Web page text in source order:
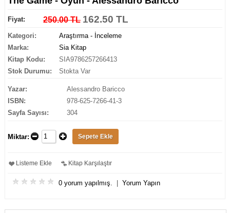
Fiyat: 250.00 TL 162.50 TL
Kategori:
Araştırma - İnceleme
Marka:
Sia Kitap
Kitap Kodu:
SIA9786257266413
Stok Durumu:
Stokta Var
Yazar:
Alessandro Baricco
ISBN:
978-625-7266-41-3
Sayfa Sayısı:
304
Miktar:
Listeme Ekle Kitap Karşılaştır
0 yorum yapılmış. Yorum Yapın